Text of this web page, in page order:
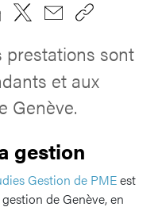
prestations sont
et aux
Genève.
gestion
Gestion de PMEest
de Genève, en